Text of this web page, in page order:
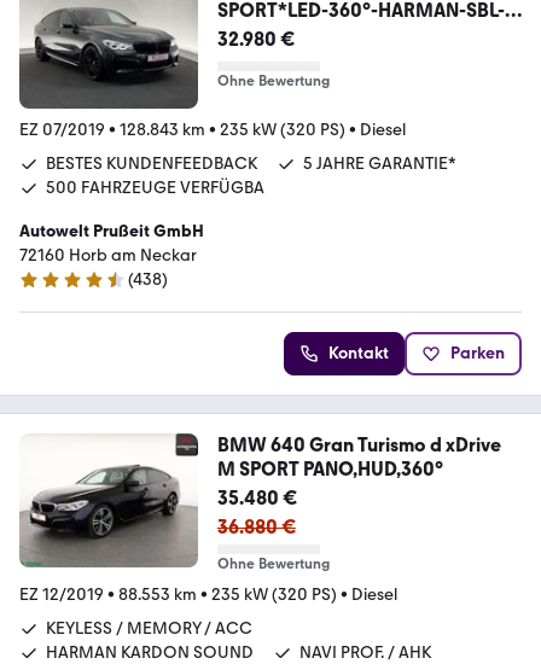
SPORT*LED-360°-HARMAN-SBL-
PANO-HUD
32.980 €
Ohne Bewertung
EZ 07/2019 • 128.843 km • 235 kW (320 PS) • Diesel
BESTES KUNDENFEEDBACK
5 JAHRE GARANTIE*
500 FAHRZEUGE VERFÜGBA
Autowelt Prußeit GmbH
72160 Horb am Neckar
4.4 Sterne
(438)
Kontakt Parken
BMW 640 Gran Turismo d xDrive
M SPORT PANO,HUD,360°
35.480 €
36.880 €
Ohne Bewertung
EZ 12/2019 • 88.553 km • 235 kW (320 PS) • Diesel
KEYLESS / MEMORY / ACC
HARMAN KARDON SOUND
NAVI PROF. / AHK